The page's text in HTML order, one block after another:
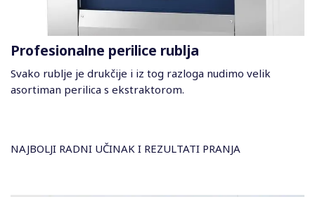
Profesionalne perilice rublja
Svako rublje je drukčije i iz tog razloga nudimo velik
asortiman perilica s ekstraktorom.
NAJBOLJI RADNI UČINAK I REZULTATI PRANJA